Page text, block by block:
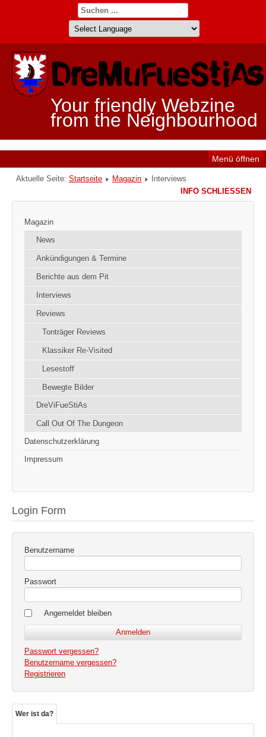
Your friendly Webzine
from the Neighbourhood
Menü öffnen
Aktuelle Seite: Startseite Magazin Interviews
Magazin
News
Ankündigungen & Termine
Berichte aus dem Pit
Interviews
Reviews
Tonträger Reviews
Klassiker Re-Visited
Lesestoff
Bewegte Bilder
DreViFueStiAs
Call Out Of The Dungeon
Datenschutzerklärung
Impressum
Login Form
Benutzername
Passwort
Angemeldet bleiben
Passwort vergessen?
Benutzername vergessen?
Registrieren
Wer ist da?
INFO SCHLIESSEN